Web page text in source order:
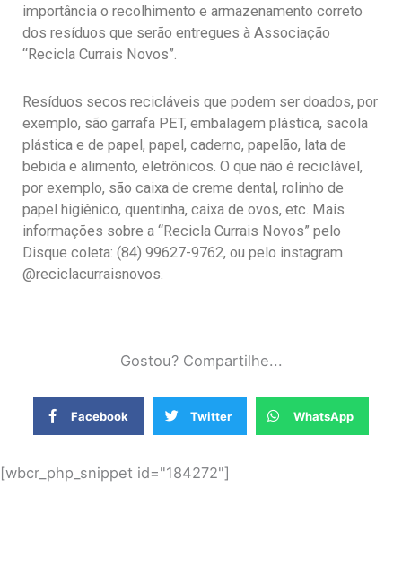
importância o recolhimento e armazenamento correto
dos resíduos que serão entregues à Associação
“Recicla Currais Novos”.
Resíduos secos recicláveis que podem ser doados, por
exemplo, são garrafa PET, embalagem plástica, sacola
plástica e de papel, papel, caderno, papelão, lata de
bebida e alimento, eletrônicos. O que não é reciclável,
por exemplo, são caixa de creme dental, rolinho de
papel higiênico, quentinha, caixa de ovos, etc. Mais
informações sobre a “Recicla Currais Novos” pelo
Disque coleta: (84) 99627-9762, ou pelo instagram
@reciclacurraisnovos.
Gostou? Compartilhe...
Facebook Twitter WhatsApp
[wbcr_php_snippet id="184272"]